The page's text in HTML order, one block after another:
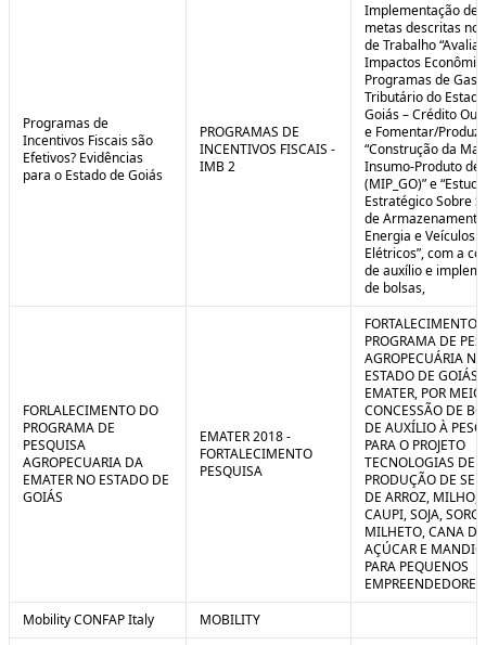
Programas de
Incentivos Fiscais são
Efetivos? Evidências
para o Estado de Goiás
PROGRAMAS DE
INCENTIVOS FISCAIS -
IMB 2
Implementação de
metas descritas
de Trabalho
Impactos
Programas de
Tributário do
Goiás – Crédito
e Fomentar/
“Construção da
Insumo-Produto de
(MIP_GO)” e “Estudo
Estratégico Sobre
de
Energia e Veículos
Elétricos”, com a
de auxílio e
de bolsas,
FORLALECIMENTO DO
PROGRAMA DE
PESQUISA
AGROPECUARIA DA
EMATER NO ESTADO DE
GOIÁS
EMATER 2018 -
FORTALECIMENTO
PESQUISA
FORTALECIMENTO
PROGRAMA DE
AGROPECUÁRIA NO
ESTADO DE GOIÁS
EMATER, POR
CONCESSÃO DE
DE AUXÍLIO À
PARA O PROJETO
TECNOLOGIAS DE
PRODUÇÃO DE
DE ARROZ, MILHO,
CAUPI, SOJA,
MILHETO, CANA DE
AÇÚCAR E
PARA PEQUENOS
Mobility CONFAP Italy
MOBILITY